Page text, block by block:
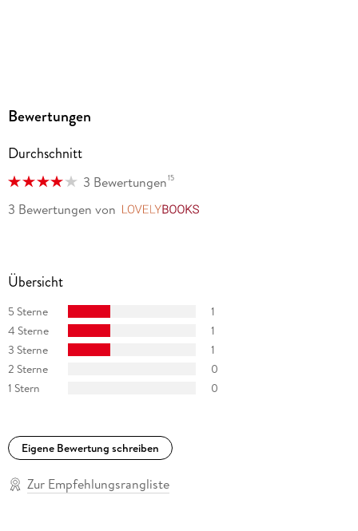
Audioinhalt
GTIN
9783838799131
Bewertungen
Durchschnitt
3 Bewertungen15
3 Bewertungen von
Übersicht
5 Sterne
1
4 Sterne
1
3 Sterne
1
2 Sterne
0
1 Stern
0
Eigene Bewertung schreiben
Zur Empfehlungsrangliste